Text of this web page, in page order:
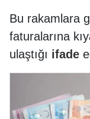
Bu rakamlara
faturalarına
ulaştığı ifade